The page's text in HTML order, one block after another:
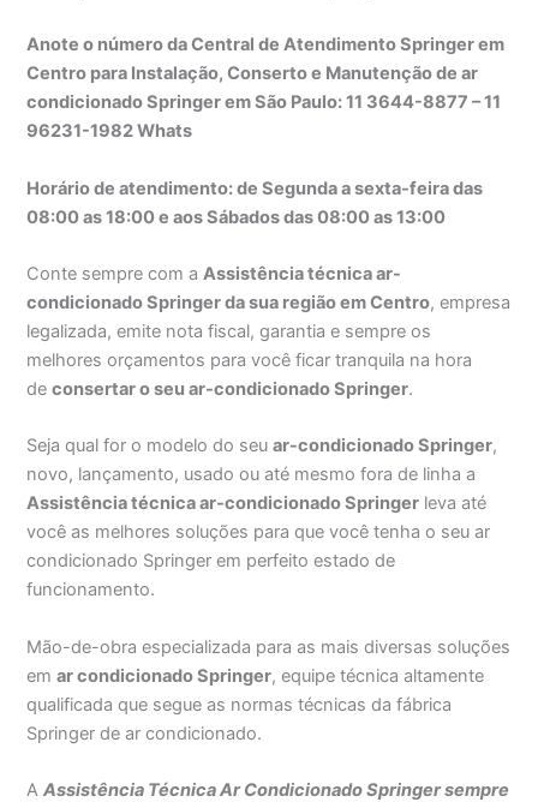
Anote o número da Central de Atendimento Springer em
Centro para Instalação, Conserto e Manutenção de ar
condicionado Springer em São Paulo: 11 3644-8877 – 11
96231-1982 Whats
Horário de atendimento: de Segunda a sexta-feira das
08:00 as 18:00 e aos Sábados das 08:00 as 13:00
Conte sempre com aAssistência técnica ar-
condicionado Springer da sua região em Centro, empresa
legalizada, emite nota fiscal, garantia e sempre os
melhores orçamentos para você ficar tranquila na hora
deconsertar o seu ar-condicionado Springer.
Seja qual for o modelo do seuar-condicionado Springer,
novo, lançamento, usado ou até mesmo fora de linha a
Assistência técnica ar-condicionado Springer leva até
você as melhores soluções para que você tenha o seu ar
condicionado Springer em perfeito estado de
funcionamento.
Mão-de-obra especializada para as mais diversas soluções
emar condicionado Springer, equipe técnica altamente
qualificada que segue as normas técnicas da fábrica
Springer de ar condicionado.
AAssistência Técnica Ar Condicionado Springer sempre